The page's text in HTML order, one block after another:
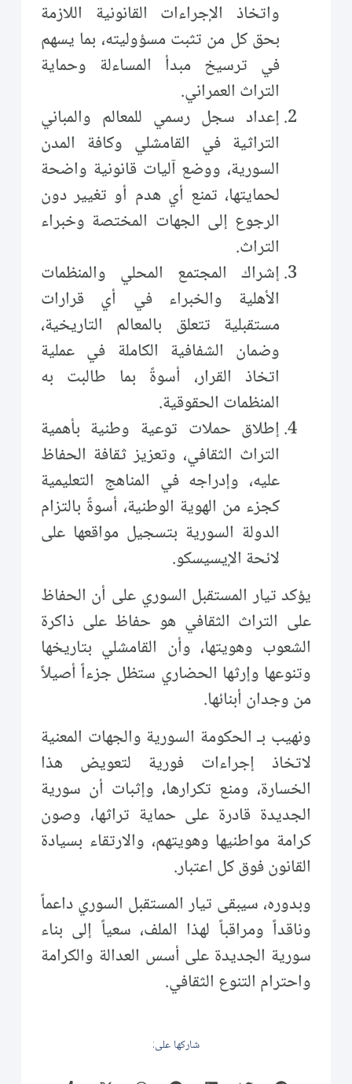
واتخاذ الإجراءات القانونية اللازمة
بحق كل من تثبت مسؤوليته، بما يسهم
في ترسيخ مبدأ المساءلة وحماية
التراث العمراني.
إعداد سجل رسمي للمعالم والمباني
التراثية في القامشلي وكافة المدن
السورية، ووضع آليات قانونية واضحة
لحمايتها، تمنع أي هدم أو تغيير دون
الرجوع إلى الجهات المختصة وخبراء
التراث.
إشراك المجتمع المحلي والمنظمات
الأهلية والخبراء في أي قرارات
مستقبلية تتعلق بالمعالم التاريخية،
وضمان الشفافية الكاملة في عملية
اتخاذ القرار، أسوةً بما طالبت به
المنظمات الحقوقية.
إطلاق حملات توعية وطنية بأهمية
التراث الثقافي، وتعزيز ثقافة الحفاظ
عليه، وإدراجه في المناهج التعليمية
كجزء من الهوية الوطنية، أسوةً بالتزام
الدولة السورية بتسجيل مواقعها على
لائحة الإيسيسكو.
يؤكد تيار المستقبل السوري على أن الحفاظ
على التراث الثقافي هو حفاظ على ذاكرة
الشعوب وهويتها، وأن القامشلي بتاريخها
وتنوعها وإرثها الحضاري ستظل جزءاً أصيلاً
من وجدان أبنائها.
ونهيب بـ الحكومة السورية والجهات المعنية
لاتخاذ إجراءات فورية لتعويض هذا
الخسارة، ومنع تكرارها، وإثبات أن سورية
الجديدة قادرة على حماية تراثها، وصون
كرامة مواطنيها وهويتهم، والارتقاء بسيادة
القانون فوق كل اعتبار.
وبدوره، سيبقى تيار المستقبل السوري داعماً
وناقداً ومراقباً لهذا الملف، سعياً إلى بناء
سورية الجديدة على أسس العدالة والكرامة
واحترام التنوع الثقافي.
شاركها على: